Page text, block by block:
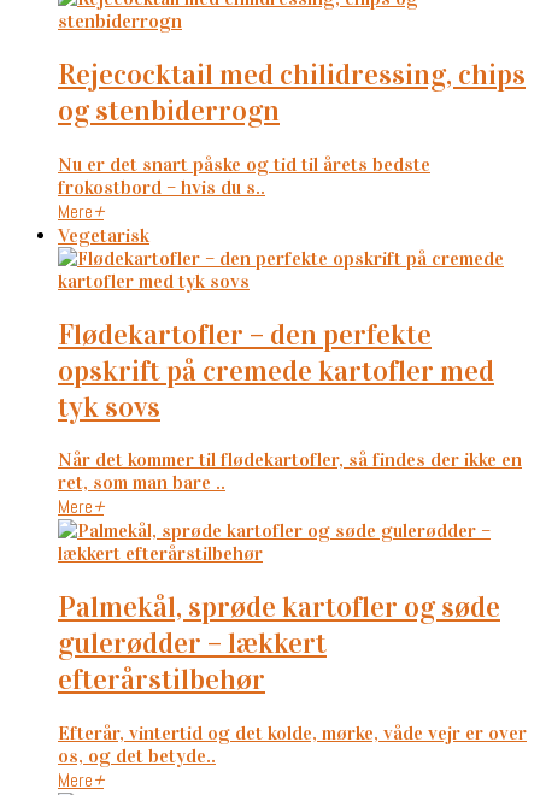
rejecocktail med chilidressing, chips
og stenbiderrogn
Nu er det snart påske og tid til årets bedste
frokostbord – hvis du s..
Mere+
Vegetarisk
flødekartofler – den perfekte
opskrift på cremede kartofler med
tyk sovs
Når det kommer til flødekartofler, så findes der ikke en
ret, som man bare ..
Mere+
palmekål, sprøde kartofler og søde
gulerødder – lækkert
efterårstilbehør
Efterår, vintertid og det kolde, mørke, våde vejr er over
os, og det betyde..
Mere+